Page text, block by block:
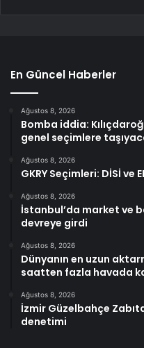
En Güncel Haberler
Ağustos 8, 2026
Bomba iddia:
genel seçimlere
Ağustos 8, 2026
GKRY Seçimleri: DİSİ ve
Ağustos 8, 2026
İstanbul’da market ve
devreye girdi
Ağustos 8, 2026
Dünyanın en uzun
saatten fazla havada
Ağustos 8, 2026
İzmir Güzelbahçe
denetimi